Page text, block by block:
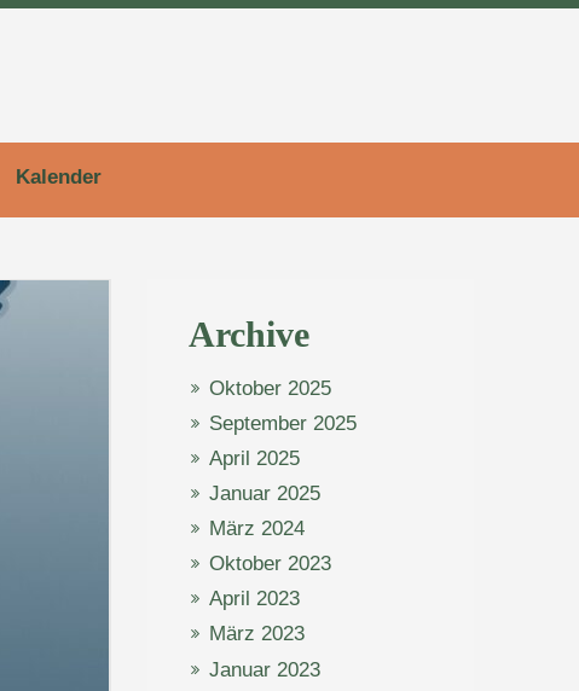
Kalender
Archive
Oktober 2025
September 2025
April 2025
Januar 2025
März 2024
Oktober 2023
April 2023
März 2023
Januar 2023